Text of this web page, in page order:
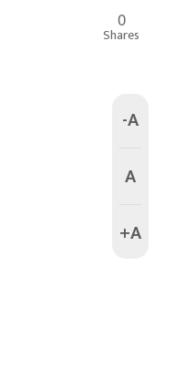
0
Shares
-A
A
+A